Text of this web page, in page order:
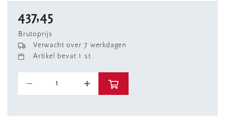
437,45
Brutoprijs
Verwacht over 7 werkdagen
Artikel bevat 1 st